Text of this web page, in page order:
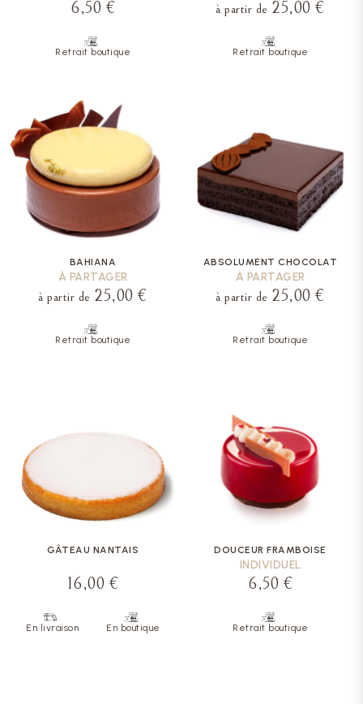
6,50 €
Retrait boutique
à partir de 25,00 €
Retrait boutique
BAHIANA
À PARTAGER
à partir de 25,00 €
Retrait boutique
ABSOLUMENT CHOCOLAT
À PARTAGER
à partir de 25,00 €
Retrait boutique
GÂTEAU NANTAIS
16,00 €
En livraison En boutique
DOUCEUR FRAMBOISE
INDIVIDUEL
6,50 €
Retrait boutique